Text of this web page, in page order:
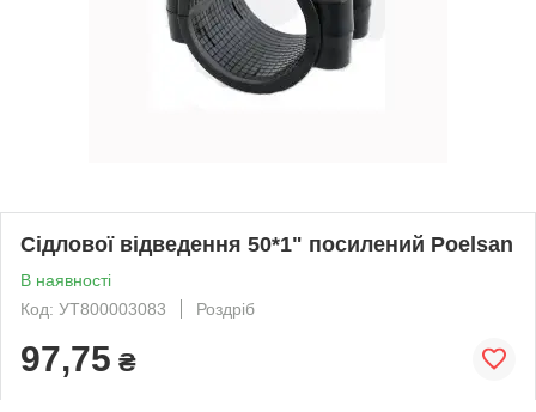
Сідлової відведення 50*1" посилений Poelsan
В наявності
Код: УТ800003083
Роздріб
97,75 ₴